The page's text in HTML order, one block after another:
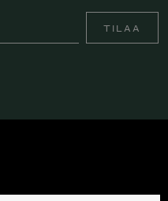
TILAA
katalogin